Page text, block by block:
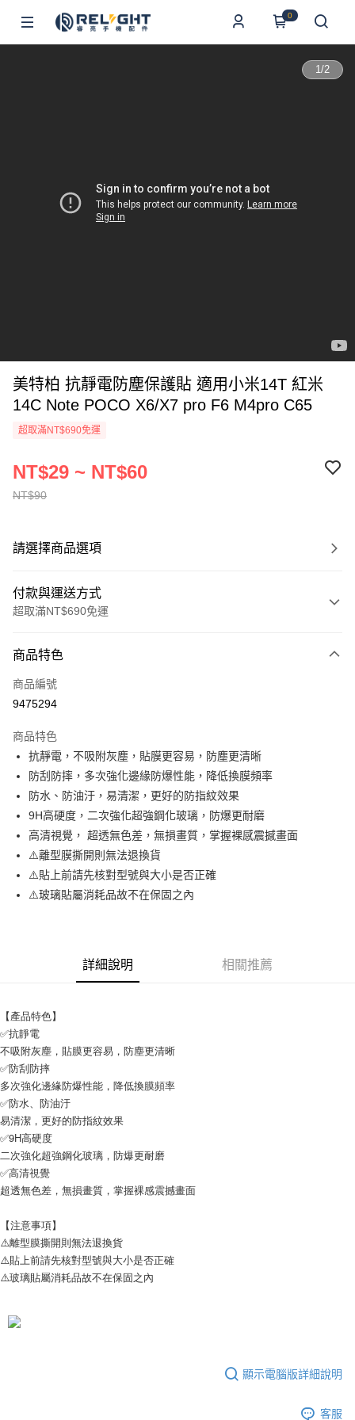
0
1/2
美特柏 抗靜電防塵保護貼 適用小米14T 紅米
14C Note POCO X6/X7 pro F6 M4pro C65
超取滿NT$690免運
NT$90
NT$29 ~ NT$60
請選擇商品選項
付款與運送方式
超取滿NT$690免運
信用卡一次付款
超商取貨付款
Apple Pay
街口支付
悠遊付
ATM付款
運送方式
付款後全家取貨
每筆NT$65，滿NT$690(含以上)免運費
付款後7-11取貨
每筆NT$65，滿NT$690(含以上)免運費
宅配
每筆NT$100，滿NT$990(含以上)免運費
商品特色
商品編號
9475294
商品特色
抗靜電，不吸附灰塵，貼膜更容易，防塵更清晰
防刮防摔，多次強化邊緣防爆性能，降低換膜頻率
防水、防油汙，易清潔，更好的防指紋效果
9H高硬度，二次強化超強鋼化玻璃，防爆更耐磨
高清視覺， 超透無色差，無損畫質，掌握裸感震撼畫面
⚠️離型膜撕開則無法退換貨
⚠️貼上前請先核對型號與大小是否正確
⚠️玻璃貼屬消耗品故不在保固之內
詳細說明 相關推薦
【產品特色】
✅抗靜電
不吸附灰塵，貼膜更容易，防塵更清晰
✅防刮防摔
多次強化邊緣防爆性能，降低換膜頻率
✅防水、防油汙
易清潔，更好的防指紋效果
✅9H高硬度
二次強化超強鋼化玻璃，防爆更耐磨
✅高清視覺
超透無色差，無損畫質，掌握裸感震撼畫面
【注意事項】
⚠️離型膜撕開則無法退換貨
⚠️貼上前請先核對型號與大小是否正確
⚠️玻璃貼屬消耗品故不在保固之內
顯示電腦版詳細說明
客服